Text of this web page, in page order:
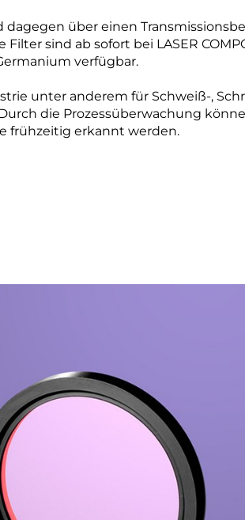
über einen
Filter sind ab sofort bei LASER
verfügbar.
unter anderem für Schweiß-,
die Prozessüberwachung
frühzeitig erkannt werden.